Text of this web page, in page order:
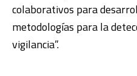
colaborativos para
metodologías para la
vigilancia”.